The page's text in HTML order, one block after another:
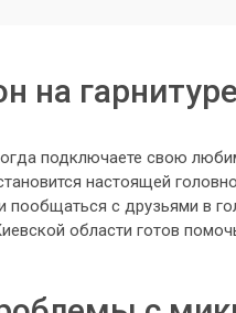
на
подключаете свою
настоящей
пообщаться с друзьями в
области готов